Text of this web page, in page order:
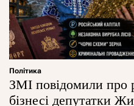
Політика
ЗМІ повідомили про
бізнесі депутатки